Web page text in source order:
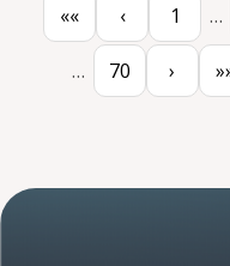
«« ‹ 1 …
… 70 ›